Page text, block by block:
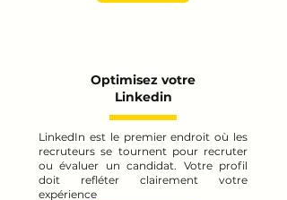
Optimisez votre
Linkedin
LinkedIn est le premier endroit où les
recruteurs se tournent pour recruter
ou évaluer un candidat. Votre profil
doit refléter clairement votre
expérience